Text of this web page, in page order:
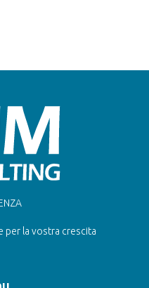
per la vostra crescita